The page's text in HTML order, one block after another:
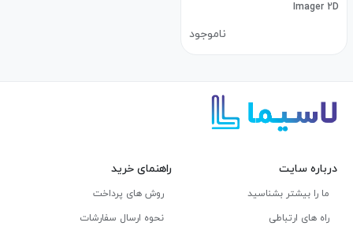
Imager 2D
ناموجود
درباره سایت
ما را بیشتر بشناسید
راه های ارتباطی
راهنمای خرید
روش های پرداخت
نحوه ارسال سفارشات